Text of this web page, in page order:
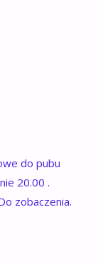
do pubu
20.00 .
zobaczenia.